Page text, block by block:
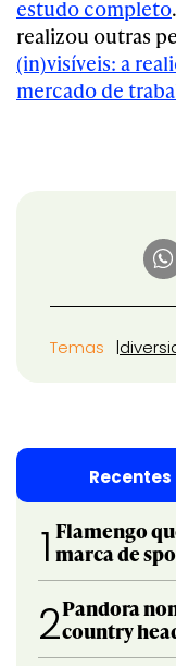
estudo completo
realizou outras
(in)visíveis: a
mercado de
Temas
Recentes
1 Flamengo
marca de
2Pandora
country